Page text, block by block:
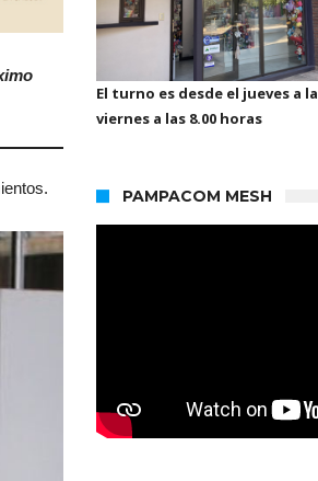
El turno es desde el jueves a
viernes a las 8.00 horas
PAMPACOM MESH